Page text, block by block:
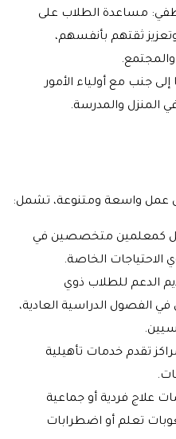
مساعدة الطلاب على
ثقتهم بأنفسهم،
جنب مع أولياء الأمور
المنزل والمدرسة.
واسعة ومتنوعة، تشمل:
كمعلمين متخصصين في
الخاصة.
الدعم للطلاب ذوي
الفصول الدراسية العادية،
تقدم خدمات تأهيلية
علاج فردية أو جماعية
تعلم أو اضطرابات